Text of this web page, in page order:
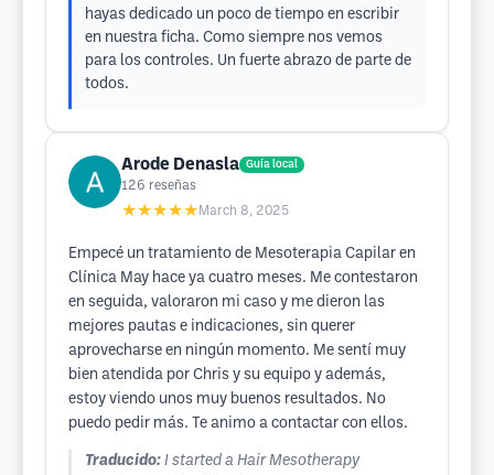
hayas dedicado un poco de tiempo en escribir
en nuestra ficha. Como siempre nos vemos
para los controles. Un fuerte abrazo de parte de
todos.
Arode Denasla Guía local
126 reseñas
★★★★★ March 8, 2025
Empecé un tratamiento de Mesoterapia Capilar en
Clínica May hace ya cuatro meses. Me contestaron
en seguida, valoraron mi caso y me dieron las
mejores pautas e indicaciones, sin querer
aprovecharse en ningún momento. Me sentí muy
bien atendida por Chris y su equipo y además,
estoy viendo unos muy buenos resultados. No
puedo pedir más. Te animo a contactar con ellos.
Traducido: I started a Hair Mesotherapy